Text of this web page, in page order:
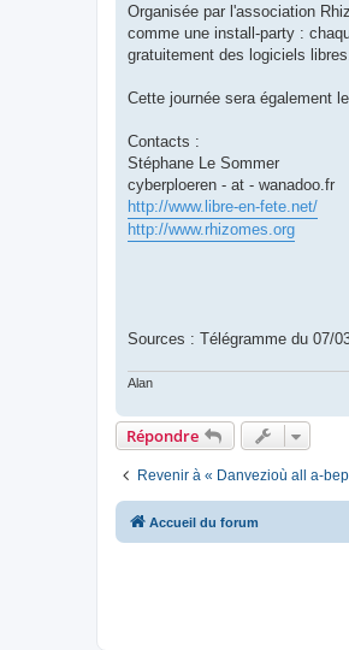
Organisée par l'association
comme une install-party :
gratuitement des logiciels libres.
Cette journée sera également
Contacts :
Stéphane Le Sommer
cyberploeren - at - wanadoo.fr
http://www.libre-en-fete.net/
http://www.rhizomes.org
Sources : Télégramme du 07/
Alan
Répondre
Revenir à « Danvezioù all a-
Accueil du forum